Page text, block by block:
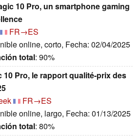
10 Pro, un smartphone gaming
FR→ES
online, corto, Fecha: 02/04/2025
total: 90%
10 Pro, le rapport qualité-prix des
FR→ES
online, largo, Fecha: 01/13/2025
total: 80%